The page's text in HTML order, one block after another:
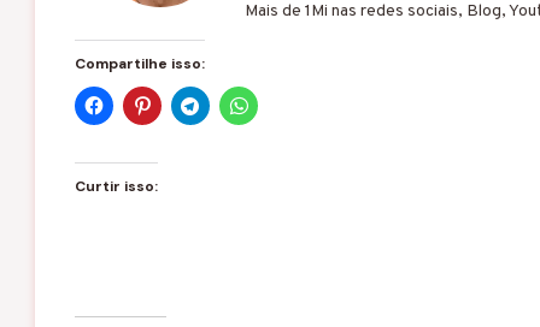
Mais de 1Mi nas redes sociais, Blog,
Compartilhe isso:
Curtir isso: